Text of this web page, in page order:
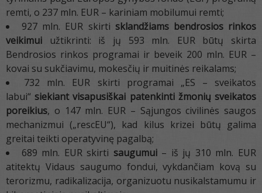
remti, o 237 mln. EUR – kariniam mobilumui remti;
927 mln. EUR skirti sklandžiams bendrosios rinkos
veikimui užtikrinti: iš jų 593 mln. EUR būtų skirta
Bendrosios rinkos programai ir beveik 200 mln. EUR –
kovai su sukčiavimu, mokesčių ir muitinės reikalams;
732 mln. EUR skirti programai „ES – sveikatos
labui“siekiant visapusiškai patenkinti žmonių sveikatos
poreikius, o 147 mln. EUR – Sąjungos civilinės saugos
mechanizmui („rescEU“), kad kilus krizei būtų galima
greitai teikti operatyvinę pagalbą;
689 mln. EUR skirti saugumui – iš jų 310 mln. EUR
atitektų Vidaus saugumo fondui, vykdančiam kovą su
terorizmu, radikalizacija, organizuotu nusikalstamumu ir